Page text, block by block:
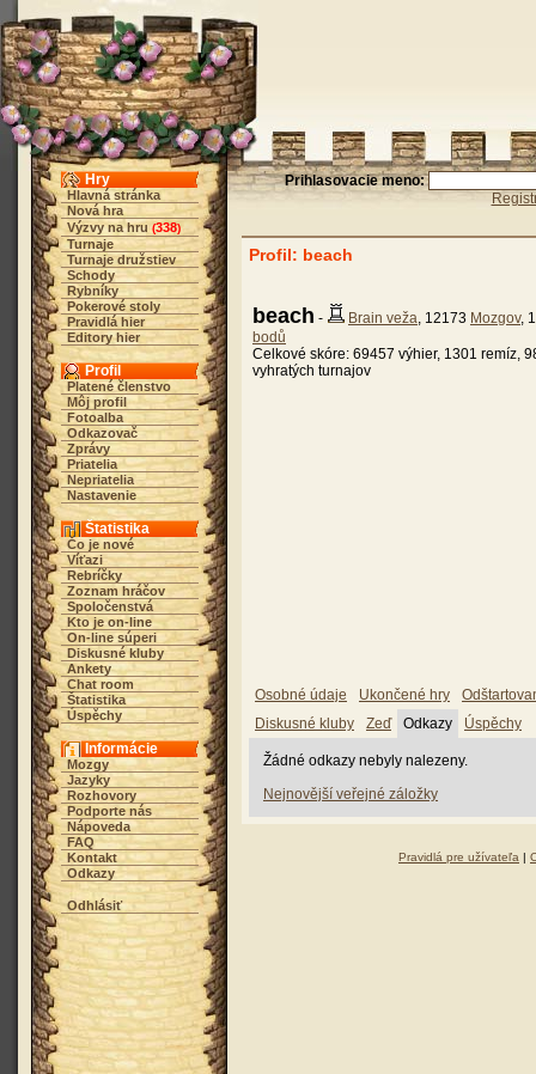
Hry
Hlavná stránka
Nová hra
Výzvy na hru (338)
Turnaje
Turnaje družstiev
Schody
Rybníky
Pokerové stoly
Pravidlá hier
Editory hier
Profil
Platené členstvo
Môj profil
Fotoalba
Odkazovač
Zprávy
Priatelia
Nepriatelia
Nastavenie
Štatistika
Čo je nové
Víťazi
Rebríčky
Zoznam hráčov
Spoločenstvá
Kto je on-line
On-line súperi
Diskusné kluby
Ankety
Chat room
Štatistika
Úspěchy
Informácie
Mozgy
Jazyky
Rozhovory
Podporte nás
Nápoveda
FAQ
Kontakt
Odkazy
Odhlásiť
Prihlasovacie meno:
Profil: beach
beach - Brain veža, 12173 Mozgov,
bodů
Celkové skóre: 69457 výhier, 1301 remíz,
vyhratých turnajov
Osobné údaje Ukončené hry
Diskusné kluby
Zeď Odkazy Úspěchy
Žádné odkazy nebyly nalezeny.
Nejnovější veřejné záložky
Pravidlá pre užívateľa |